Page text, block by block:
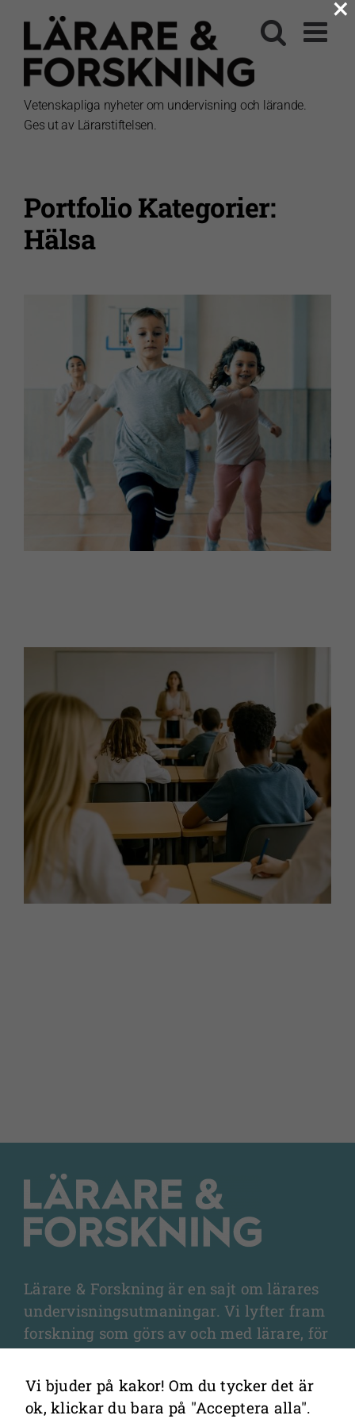
innehållet
Vetenskapliga nyheter om undervisning och lärande.
Ges ut av Lärarstiftelsen.
Portfolio Kategorier:
Hälsa
Lärare & Forskning är en sajt om lärares
undervisningsutmaningar. Vi lyfter fram
forskning som görs av och med lärare, för
lärare, och som fördjupar olika aspekter
av undervisningen och elevernas
lärande.
Vi bjuder på kakor! Om du tycker det är
ok, klickar du bara på "Acceptera alla".